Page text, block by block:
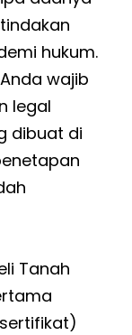
hukum.
wajib
legal
dibuat di
Tanah